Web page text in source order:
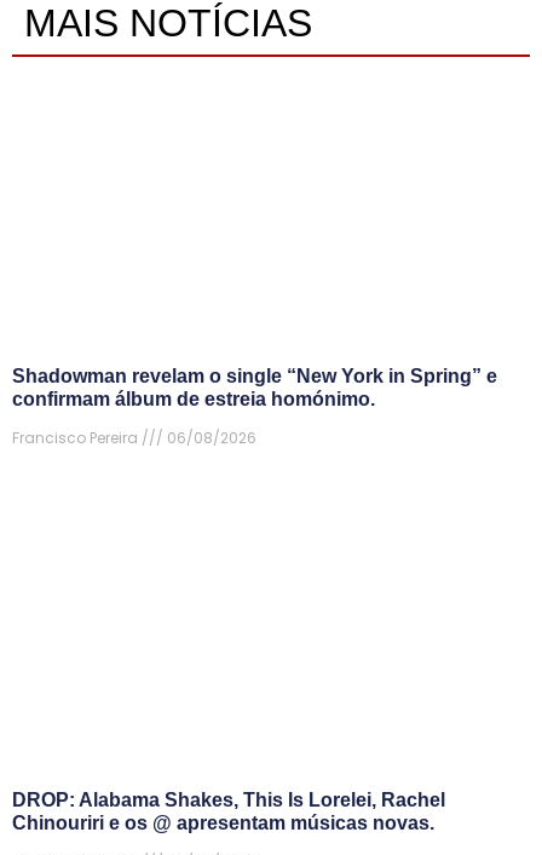
MAIS NOTÍCIAS
Shadowman revelam o single “New York in Spring” e
confirmam álbum de estreia homónimo.
Francisco Pereira
06/08/2026
DROP: Alabama Shakes, This Is Lorelei, Rachel
Chinouriri e os @ apresentam músicas novas.